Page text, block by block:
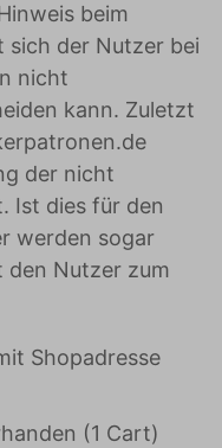
beim
der Nutzer bei
nicht
kann. Zuletzt
der nicht
Ist dies für den
werden sogar
den Nutzer zum
Shopadresse
(1 Cart)